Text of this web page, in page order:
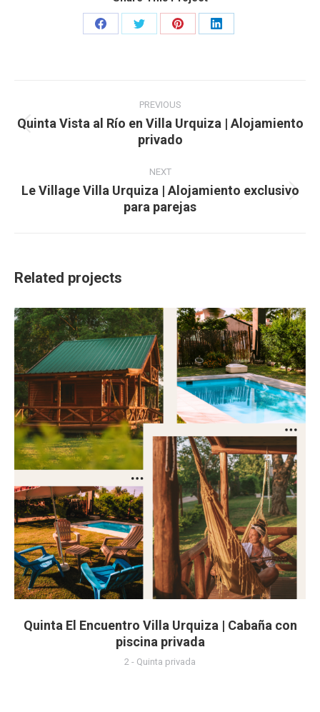
Share
Share
Share
Share
PREVIOUS
Previous
project:
Quinta Vista al Río en Villa Urquiza | Alojamiento
privado
NEXT
Next
project:
Le Village Villa Urquiza | Alojamiento exclusivo
para parejas
Related projects
Quinta El Encuentro Villa Urquiza | Cabaña con
piscina privada
2 - Quinta privada